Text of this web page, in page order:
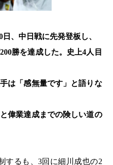
、中日戦に先発登板し、
勝を達成した。
史上4人目
は「感無量です」と語りな
偉業達成までの険しい道の
するも、3回に細川成也の2